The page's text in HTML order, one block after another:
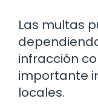
Las multas
infracción
importante
locales.